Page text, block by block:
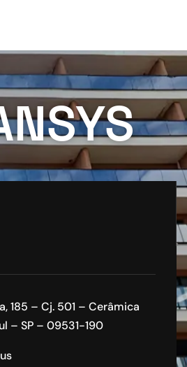
185 – Cj. 501 – Cerâmica
– SP – 09531-190